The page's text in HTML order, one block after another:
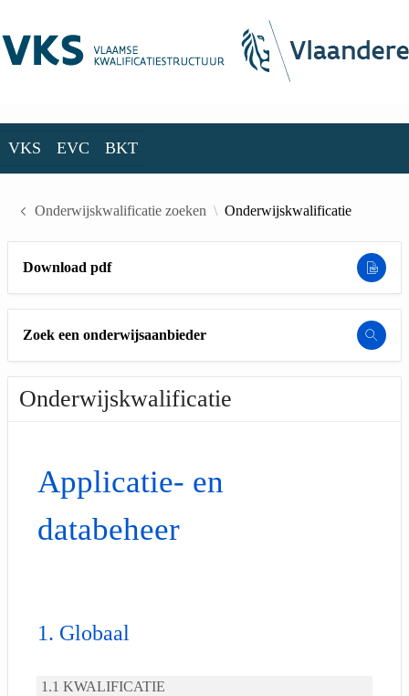
VKS EVC BKT
Onderwijskwalificatie zoeken Onderwijskwalificatie
Download pdf
Zoek een onderwijsaanbieder
Onderwijskwalificatie
Applicatie- en
databeheer
Globaal
KWALIFICATIE